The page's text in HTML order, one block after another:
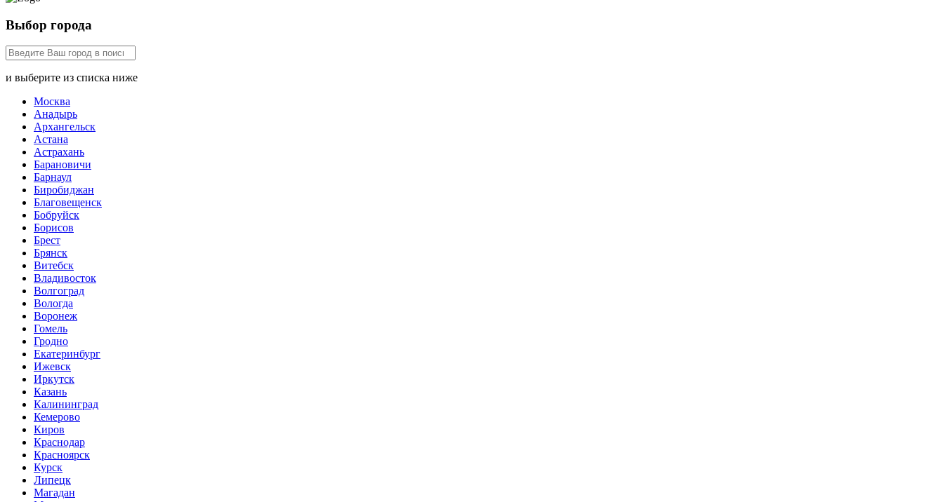
Выбор города
и выберите из списка ниже
Москва
Анадырь
Архангельск
Астана
Астрахань
Барановичи
Барнаул
Биробиджан
Благовещенск
Бобруйск
Борисов
Брест
Брянск
Витебск
Владивосток
Волгоград
Вологда
Воронеж
Гомель
Гродно
Екатеринбург
Ижевск
Иркутск
Казань
Калининград
Кемерово
Киров
Краснодар
Красноярск
Курск
Липецк
Магадан